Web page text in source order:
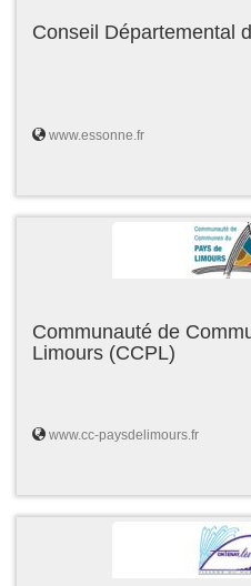
Conseil Départemental
www.essonne.fr
Communauté de
Limours (CCPL)
www.cc-paysdelimours.fr